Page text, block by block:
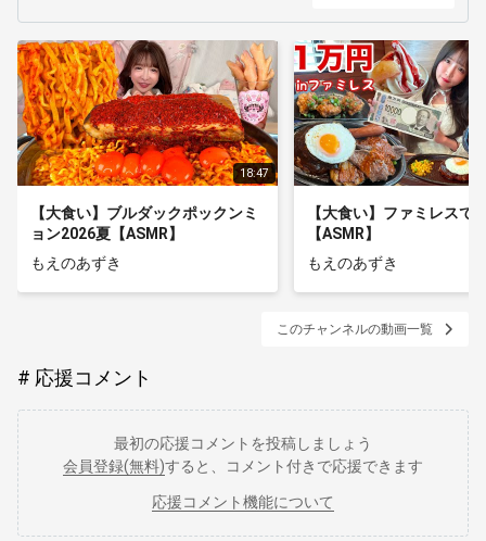
18:47
【大食い】ブルダックポックンミ
ョン2026夏【ASMR】
もえのあずき
【大食い】ファミレスで
【ASMR】
もえのあずき
このチャンネルの動画一覧
応援コメント
最初の応援コメントを投稿しましょう
会員登録(無料)すると、コメント付きで応援できます
応援コメント機能について